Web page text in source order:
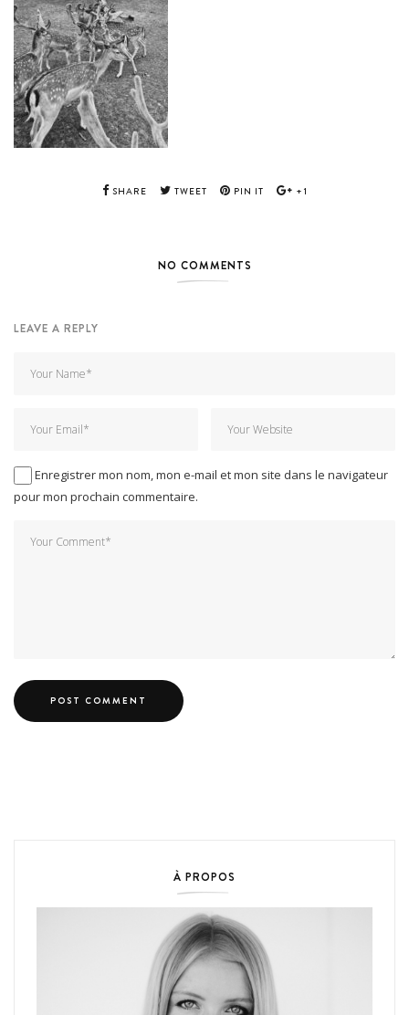
SHARE TWEET PIN IT +1
NO COMMENTS
LEAVE A REPLY
Enregistrer mon nom, mon e-mail et mon site dans le navigateur
pour mon prochain commentaire.
À PROPOS